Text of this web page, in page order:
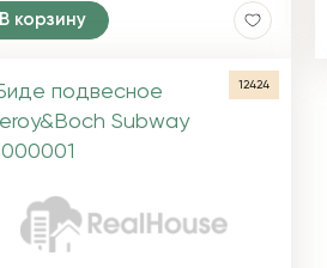
В корзину
12424